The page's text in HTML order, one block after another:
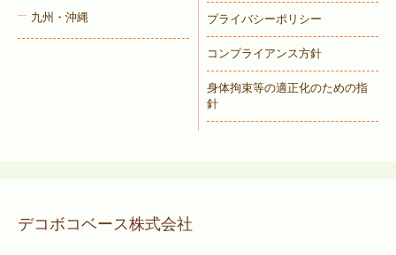
九州・沖縄
プライバシーポリシー
コンプライアンス方針
身体拘束等の適正化のための指
針
デコボコベース株式会社